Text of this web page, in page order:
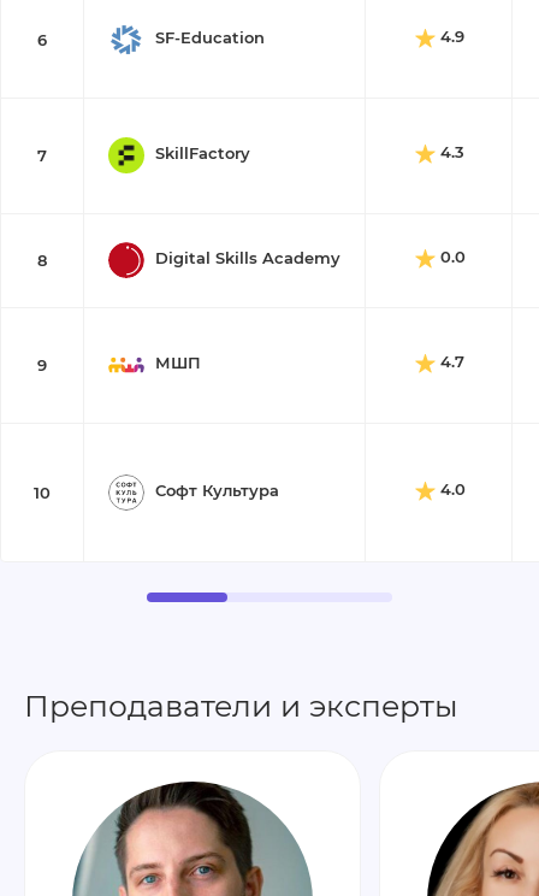
6 SF-Education 4.9
7 SkillFactory 4.3
8 Digital Skills Academy 0.0
9 МШП 4.7
10 Софт Культура 4.0
Преподаватели и эксперты